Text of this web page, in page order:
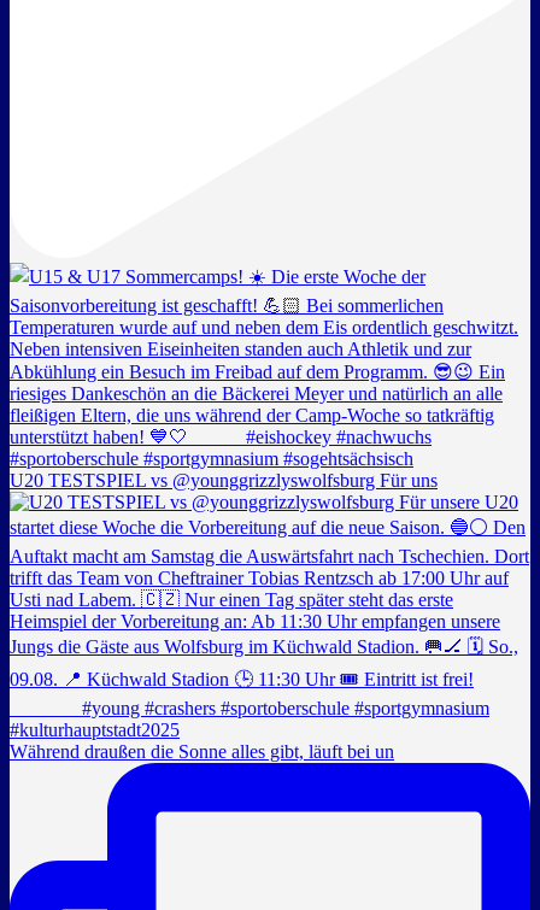
U20 TESTSPIEL vs @younggrizzlyswolfsburg Für uns
Während draußen die Sonne alles gibt, läuft bei un